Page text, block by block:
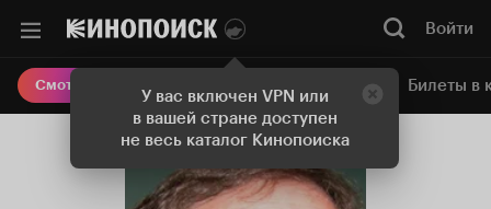
У вас включен VPN или
в вашей стране доступен
не весь каталог Кинопоиска
Войти
Смотреть кино Онлайн-кинотеатр Билеты в